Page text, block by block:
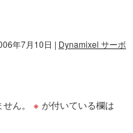
年7月10日 | Dynamixel サーボ
ん。 ※ が付いている欄は